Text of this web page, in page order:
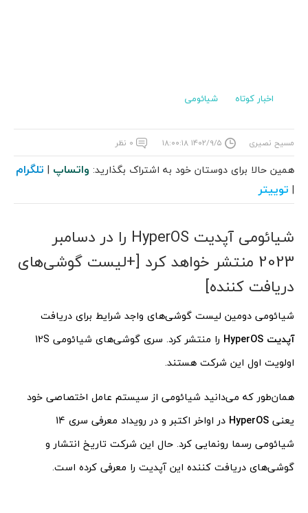
اخبار کوتاه شیائومی
مسیح نصیری ۱۴۰۲/۹/۵ ۱۸:۰۰:۱۸ ۰ نظر
همین حالا برای دوستان خود به اشتراک بگذارید: واتساپ | تلگرام
| توییتر
شیائومی آپدیت HyperOS را در دسامبر
2023 منتشر خواهد کرد [+لیست گوشی‌های
دریافت کننده]
شیائومی دومین لیست گوشی‌های واجد شرایط برای دریافت
آپدیت HyperOS
را منتشر کرد. سری گوشی‌های شیائومی 12S
اولویت اول این شرکت هستند.
همان‌طور که می‌دانید شیائومی از سیستم عامل اختصاصی خود
یعنی HyperOS
در اواخر اکتبر و در رویداد معرفی سری 14
شیائومی رسما رونمایی کرد. حال این شرکت تاریخ انتشار و
گوشی‌های دریافت کننده این آپدیت را معرفی کرده است.